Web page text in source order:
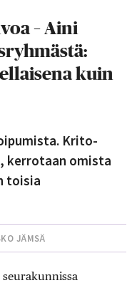
– Aini
kuin
Krito-
kerrotaan omista
toisia
JÄMSÄ